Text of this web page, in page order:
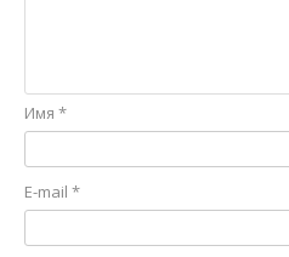
Имя *
E-mail *